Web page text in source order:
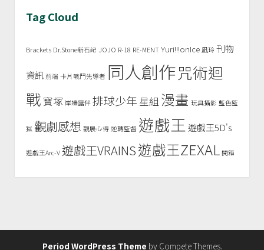
Tag Cloud
Brackets Dr.Stone新石紀 JOJO R-18 RE-MENT Yuri!!!onIce 凪玲 刊物
資訊 前端 卡片戰鬥先導者 同人創作咒術迴
戰 寶塚 岸邊露伴 排球少年 星組 漫畫 玩具攝影 藍色監
獄 觀劇感想 觀展心得 逆轉監督 遊戲王遊戲王5D's
遊戲王Arc-V 遊戲王VRAINS遊戲王ZEXAL 開箱
Period WordPress Theme by Compete Themes.